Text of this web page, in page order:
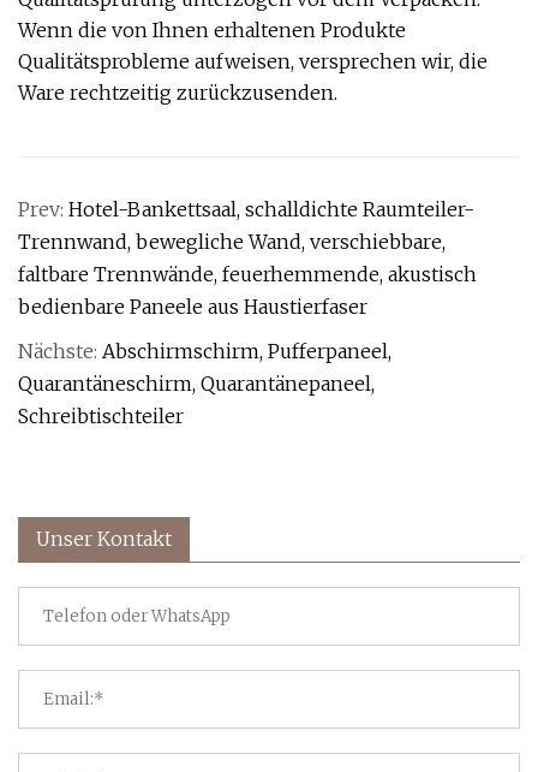
Wenn die von Ihnen erhaltenen Produkte
Qualitätsprobleme aufweisen, versprechen wir, die
Ware rechtzeitig zurückzusenden.
Prev: Hotel-Bankettsaal, schalldichte Raumteiler-
Trennwand, bewegliche Wand, verschiebbare,
faltbare Trennwände, feuerhemmende, akustisch
bedienbare Paneele aus Haustierfaser
Nächste: Abschirmschirm, Pufferpaneel,
Quarantäneschirm, Quarantänepaneel,
Schreibtischteiler
Unser Kontakt